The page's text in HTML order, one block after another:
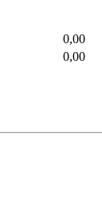
0,00
0,00